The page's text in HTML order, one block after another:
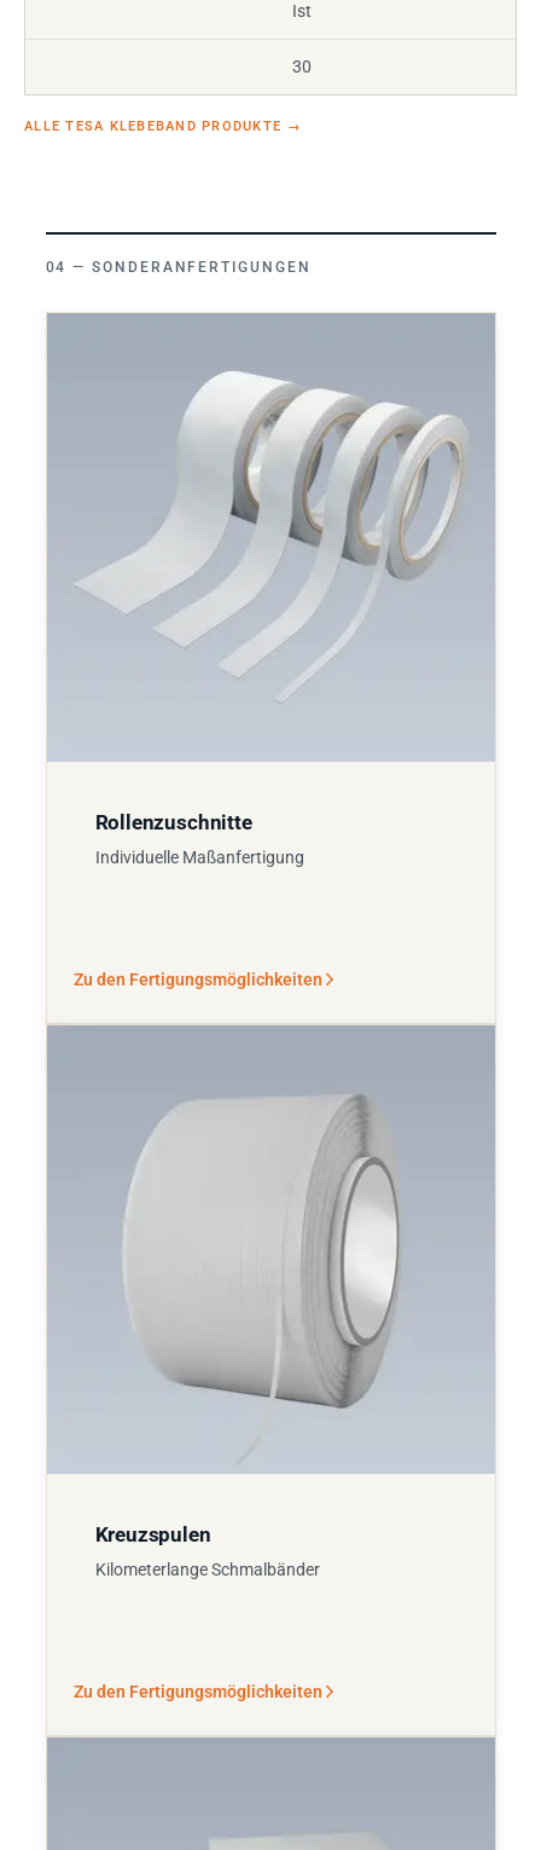
Ist
30
ALLE TESA KLEBEBAND PRODUKTE →
SONDERANFERTIGUNGEN
Rollenzuschnitte
Individuelle Maßanfertigung
Zu den Fertigungsmöglichkeiten
Kreuzspulen
Kilometerlange Schmalbänder
Zu den Fertigungsmöglichkeiten